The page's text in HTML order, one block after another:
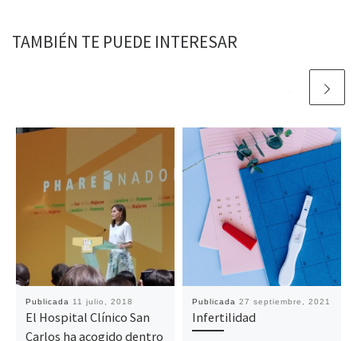
TAMBIÉN TE PUEDE INTERESAR
Publicada 11 julio, 2018
El Hospital Clínico San
Carlos ha acogido dentro
Publicada 27 septiembre, 2021
Infertilidad